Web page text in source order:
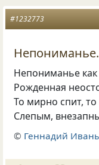
#1232773
Непониманье как
Рожденная
То мирно спит, то
Слепым,
© Геннадий